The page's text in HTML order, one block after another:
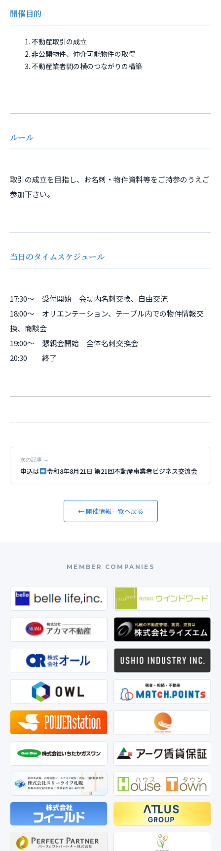
開催目的
不動産取引の成立
非公開物件、仲介可能物件の取得
不動産業者間の横のつながりの構築
ルール
取引の成立を目指し、お名刺・物件資料等をご持参のうえご
参加下さい。
当日のタイムスケジュール
17:30～ 受付開始 会場内名刺交換、自由交流
18:00～ オリエンテーション、テーブル内での物件情報交
換、商談会
19:00～ 懇親会開始 全体名刺交換会
20:30 終了
次の記事 →
申込は 令和8年8月21日 第21回不動産事業者ビジネス交流会
← 開催情報一覧へ戻る
MEMBER COMPANIES